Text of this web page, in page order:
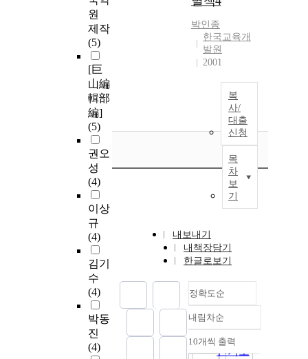
원
제작
(5)
[巨
山編
輯部
編]
(5)
권오
성
(4)
이상
규
(4)
김기
수
(4)
박동
진
(4)
박인종
한국교육개
발원
2001
복
사/
대출
신청
목
차
보
기
내보내기
내책장담기
한글로보기
정확도순
정확도
순
인기도
내림차순
내림차순
10개씩 출력